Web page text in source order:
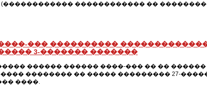
(������������ ������������ ��
��� ����������
3-������� �������
������ ������ ����-��� �� ��
�������� �� ����� ��������� 27-
����.